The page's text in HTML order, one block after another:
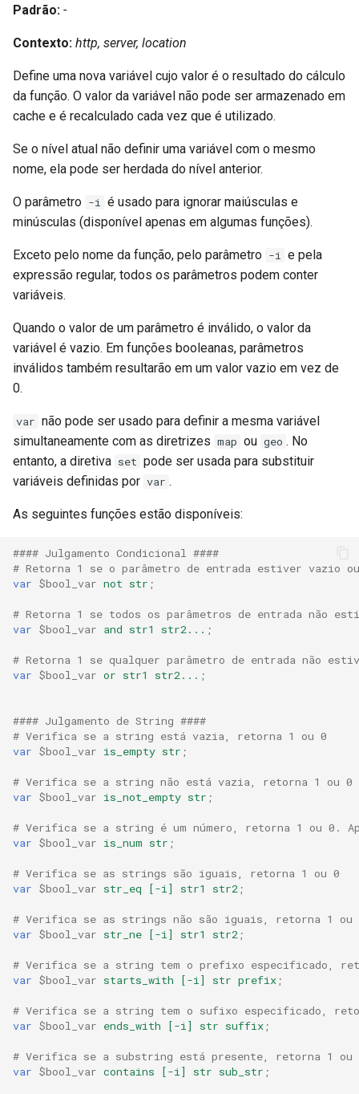
hmac
hoedown
http
httpipe
hyperscan
influx
ini
injection
iputils
jit-uuid
jump-consistent-hash
jwt-verification
jwt
libcjson
libr3
lmdb
locations
lock
logger-socket
lrucache
Padrão: -
Contexto: http, server, location
Define uma nova variável cujo valor é o resultado do cálculo
da função. O valor da variável não pode ser armazenado em
cache e é recalculado cada vez que é utilizado.
Se o nível atual não definir uma variável com o mesmo
nome, ela pode ser herdada do nível anterior.
O parâmetro -i é usado para ignorar maiúsculas e
minúsculas (disponível apenas em algumas funções).
Exceto pelo nome da função, pelo parâmetro -i e pela
expressão regular, todos os parâmetros podem conter
variáveis.
Quando o valor de um parâmetro é inválido, o valor da
variável é vazio. Em funções booleanas, parâmetros
inválidos também resultarão em um valor vazio em vez de
0.
var não pode ser usado para definir a mesma variável
simultaneamente com as diretrizes map ou geo . No
entanto, a diretiva set pode ser usada para substituir
variáveis definidas por var .
As seguintes funções estão disponíveis:
#### Julgamento Condicional ####
# Retorna 1 se o parâmetro de entrada estiver vazio
var $bool_var not str ;
# Retorna 1 se todos os parâmetros de entrada não
var $bool_var and str1 str2... ;
# Retorna 1 se qualquer parâmetro de entrada não
var $bool_var or str1 str2... ;
#### Julgamento de String ####
# Verifica se a string está vazia, retorna 1 ou 0
var $bool_var is_empty str ;
# Verifica se a string não está vazia, retorna 1 ou 0
var $bool_var is_not_empty str ;
# Verifica se a string é um número, retorna 1 ou 0.
var $bool_var is_num str ;
# Verifica se as strings são iguais, retorna 1 ou 0
var $bool_var str_eq [-i] str1 str2 ;
# Verifica se as strings não são iguais, retorna 1 ou
var $bool_var str_ne [-i] str1 str2 ;
# Verifica se a string tem o prefixo especificado,
var $bool_var starts_with [-i] str prefix ;
# Verifica se a string tem o sufixo especificado,
var $bool_var ends_with [-i] str suffix ;
# Verifica se a substring está presente, retorna 1 ou
var $bool_var contains [-i] str sub_str ;